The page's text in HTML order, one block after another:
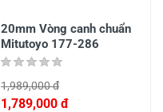
20mm Vòng canh chuẩn
Mitutoyo 177-286
1,989,000 đ
1,789,000 đ